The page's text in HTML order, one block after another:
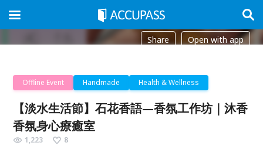
Share Open with app
Offline Event Handmade Health & Wellness
【淡水生活節】石花香語—香氛工作坊｜沐香
香氛身心療癒室
1,223 8